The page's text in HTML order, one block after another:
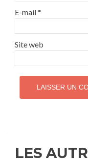
E-mail*
Site web
LES